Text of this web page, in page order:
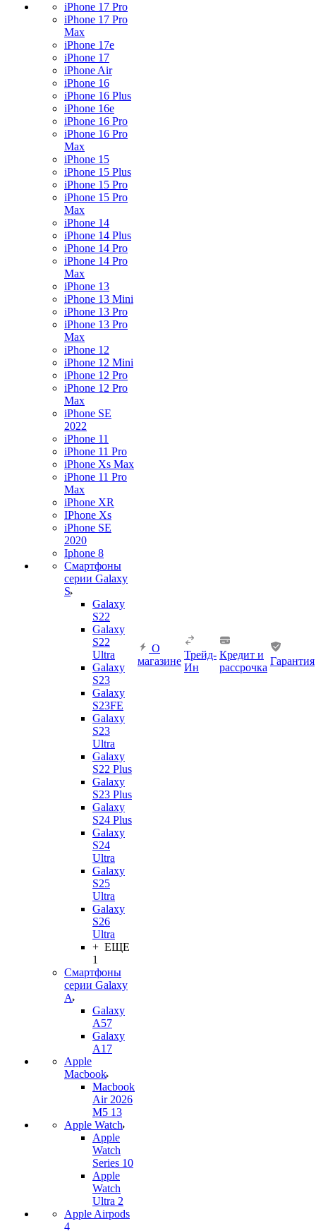
iPhone 17 Pro
iPhone 17 Pro
Max
iPhone 17e
iPhone 17
iPhone Air
iPhone 16
iPhone 16 Plus
iPhone 16e
iPhone 16 Pro
iPhone 16 Pro
Max
iPhone 15
iPhone 15 Plus
iPhone 15 Pro
iPhone 15 Pro
Max
iPhone 14
iPhone 14 Plus
iPhone 14 Pro
iPhone 14 Pro
Max
iPhone 13
iPhone 13 Mini
iPhone 13 Pro
iPhone 13 Pro
Max
iPhone 12
iPhone 12 Mini
iPhone 12 Pro
iPhone 12 Pro
Max
iPhone SE
2022
iPhone 11
iPhone 11 Pro
iPhone Xs Max
iPhone 11 Pro
Max
iPhone XR
IPhone Xs
iPhone SE
2020
Iphone 8
Смартфоны
серии Galaxy
S
Galaxy
S22
Galaxy
S22
Ultra
Galaxy
S23
Galaxy
S23FE
Galaxy
S23
Ultra
Galaxy
S22 Plus
Galaxy
S23 Plus
Galaxy
S24 Plus
Galaxy
S24
Ultra
Galaxy
S25
Ultra
Galaxy
S26
Ultra
+ ЕЩЕ
1
Смартфоны
серии Galaxy
A
Galaxy
A57
Galaxy
A17
Apple
Macbook
Macbook
Air 2026
M5 13
Apple Watch
Apple
Watch
Series 10
Apple
Watch
Ultra 2
Apple Airpods
4
О
магазине
Трейд-
Ин
Кредит и
рассрочка
Гарантия